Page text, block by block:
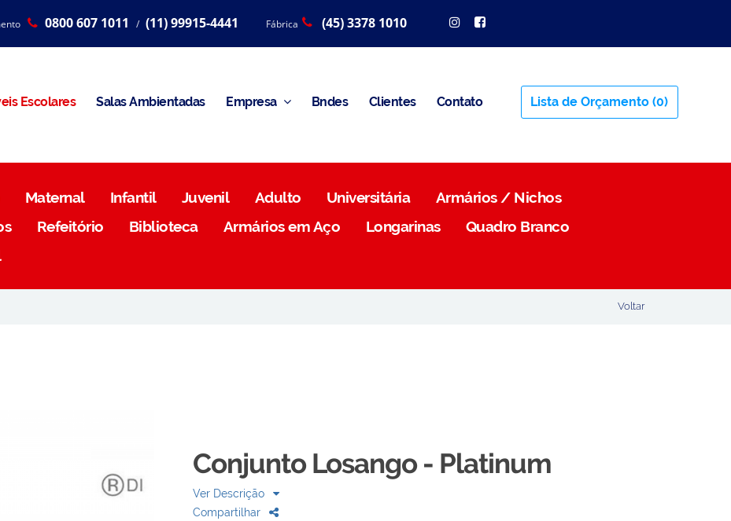
0800 607 1011 / (11) 99915-4441 Fábrica (45) 3378 1010
Escolares Salas Ambientadas Empresa Bndes Clientes Contato Lista de Orçamento (0)
Maternal Infantil Juvenil Adulto Universitária
Armários / Nichos
Refeitório Biblioteca Armários em Aço Longarinas
Quadro Branco
Voltar
Conjunto Losango - Platinum
Ver Descrição
Compartilhar